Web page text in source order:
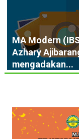
MA Modern
Azhary
mengadakan...